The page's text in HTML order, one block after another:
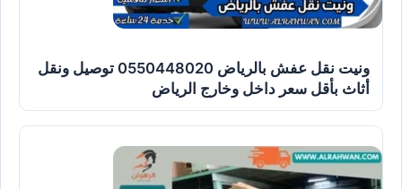
ونيت نقل عفش بالرياض 0550448020 توصيل ونقل
أثاث بأقل سعر داخل وخارج الرياض